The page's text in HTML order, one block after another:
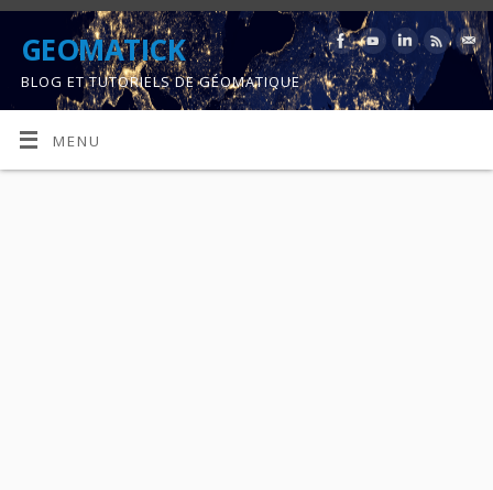
GEOMATICK
BLOG ET TUTORIELS DE GÉOMATIQUE
MENU